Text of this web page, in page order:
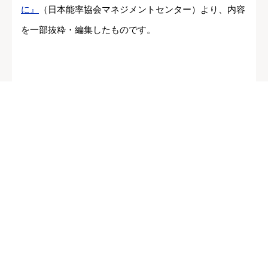
に』
（日本能率協会マネジメントセンター）より、内容
を一部抜粋・編集したものです。